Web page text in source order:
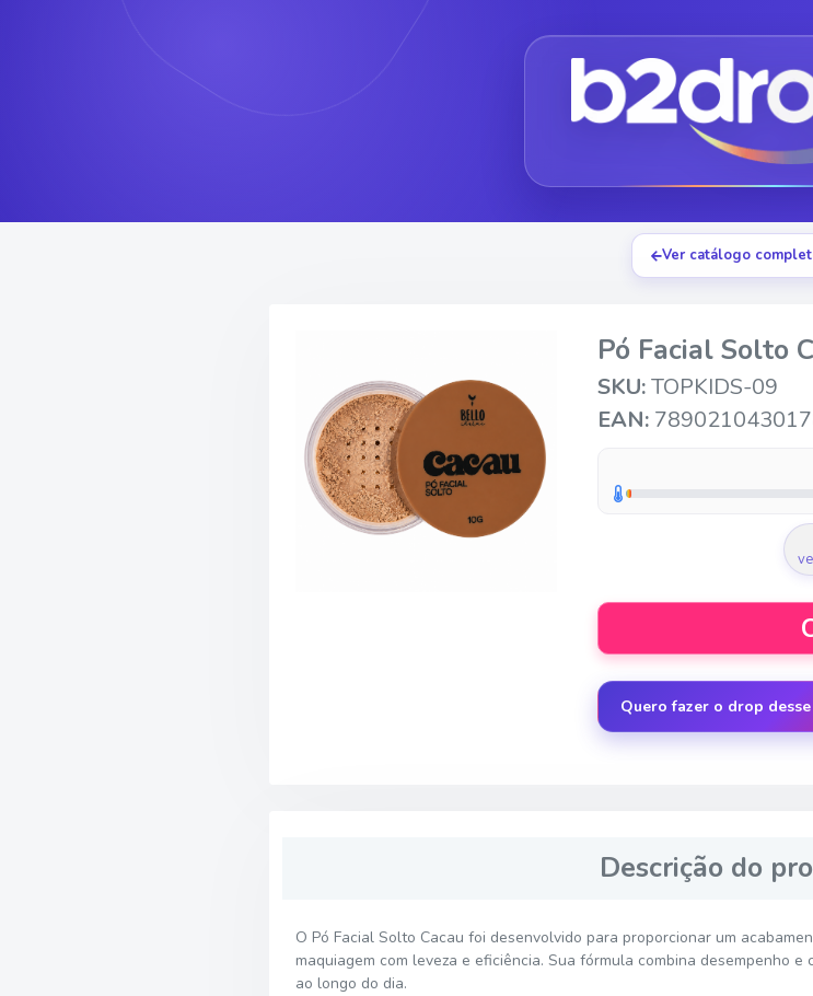
Ver catálogo
Pó Facial Solto
SKU:TOPKIDS-09
EAN:
Quero fazer o drop
Descrição do
O Pó Facial Solto Cacau foi desenvolvido para proporcionar um
maquiagem com leveza e eficiência. Sua fórmula combina desempenho
ao longo do dia.